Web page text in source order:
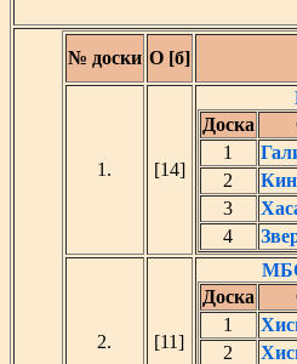
№ доски О [б]
1. [14]
Доска
1
2
3
4
2. [11]
Доска
1
2